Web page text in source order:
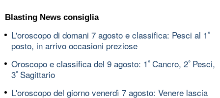
Blasting News consiglia
L'oroscopo di domani 7 agosto e classifica: Pesci al 1ﾟ
posto, in arrivo occasioni preziose
Oroscopo e classifica del 9 agosto: 1ﾟCancro, 2ﾟPesci,
3ﾟSagittario
L'oroscopo del giorno venerdì 7 agosto: Venere lascia